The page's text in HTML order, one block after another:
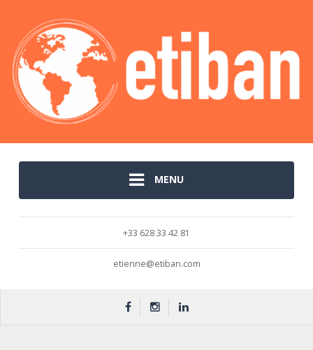
MENU
+33 628 33 42 81
etienne@etiban.com